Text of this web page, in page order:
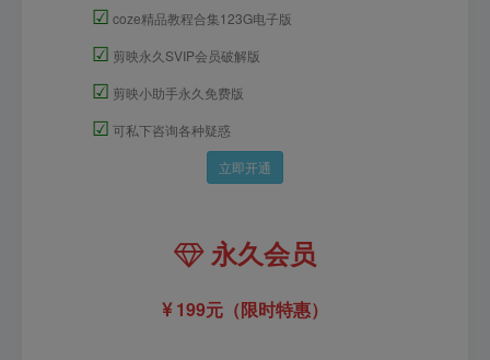
☑ coze精品教程合集123G电子版
☑ 剪映永久SVIP会员破解版
☑ 剪映小助手永久免费版
☑ 可私下咨询各种疑惑
立即开通
永久会员
199元（限时特惠）